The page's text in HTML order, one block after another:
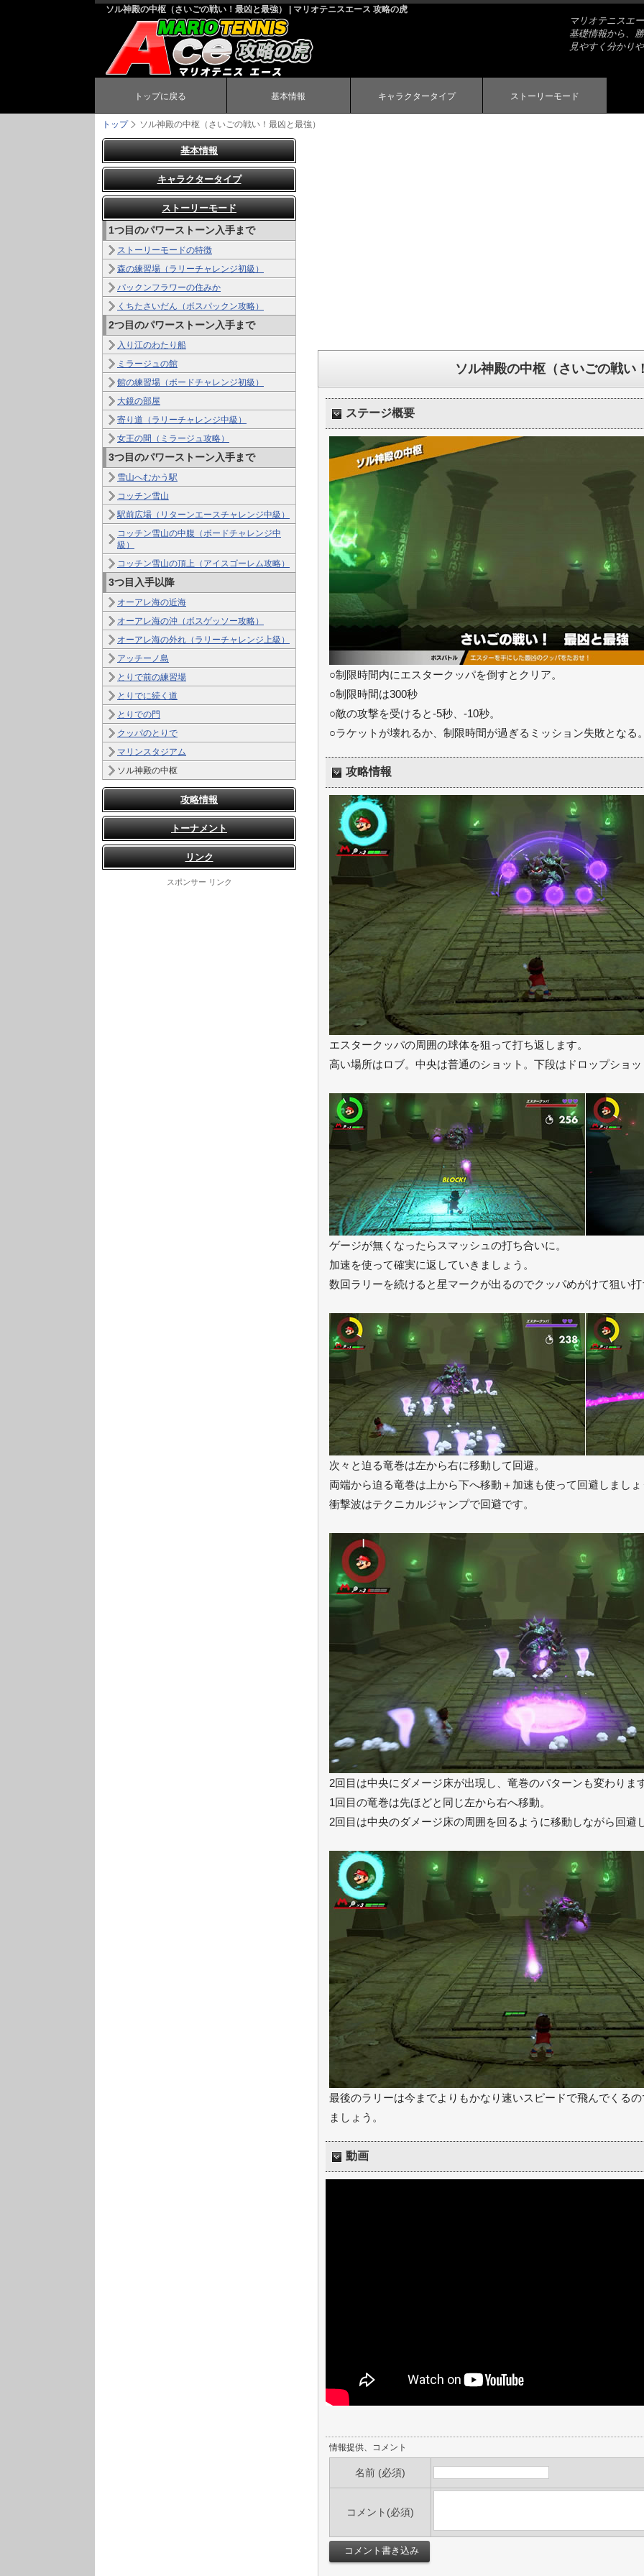
ソル神殿の中枢（さいごの戦い！最凶と最強） | マリオテニスエース 攻略の虎
マリオテニスエ
基礎情報から、
見やすく分かり
トップに戻る 基本情報 キャラクタータイプ ストーリーモード
トップ ソル神殿の中枢（さいごの戦い！最凶と最強）
ソル神殿の中枢（さいごの戦い
ステージ概要
○制限時間内にエスタークッパを倒すとクリア。
○制限時間は300秒
○敵の攻撃を受けると-5秒、-10秒。
○ラケットが壊れるか、制限時間が過ぎるミッション失敗となる
攻略情報
エスタークッパの周囲の球体を狙って打ち返します。
高い場所はロブ。中央は普通のショット。下段はドロップショ
ゲージが無くなったらスマッシュの打ち合いに。
加速を使って確実に返していきましょう。
数回ラリーを続けると星マークが出るのでクッパめがけて狙い
次々と迫る竜巻は左から右に移動して回避。
両端から迫る竜巻は上から下へ移動＋加速も使って回避しまし
衝撃波はテクニカルジャンプで回避です。
2回目は中央にダメージ床が出現し、竜巻のパターンも変わりま
1回目の竜巻は先ほどと同じ左から右へ移動。
2回目は中央のダメージ床の周囲を回るように移動しながら回避
最後のラリーは今までよりもかなり速いスピードで飛んでくる
ましょう。
動画
情報提供、コメント
名前 (必須)
コメント(必須)
基本情報
キャラクタータイプ
ストーリーモード
1つ目のパワーストーン入手まで
ストーリーモードの特徴
森の練習場（ラリーチャレンジ初級）
パックンフラワーの住みか
くちたさいだん（ボスパックン攻略）
2つ目のパワーストーン入手まで
入り江のわたり船
ミラージュの館
館の練習場（ボードチャレンジ初級）
大鏡の部屋
寄り道（ラリーチャレンジ中級）
女王の間（ミラージュ攻略）
3つ目のパワーストーン入手まで
雪山へむかう駅
コッチン雪山
駅前広場（リターンエースチャレンジ中級）
コッチン雪山の中腹（ボードチャレンジ中
級）
コッチン雪山の頂上（アイスゴーレム攻略）
3つ目入手以降
オーアレ海の近海
オーアレ海の沖（ボスゲッソー攻略）
オーアレ海の外れ（ラリーチャレンジ上級）
アッチーノ島
とりで前の練習場
とりでに続く道
とりでの門
クッパのとりで
マリンスタジアム
ソル神殿の中枢
攻略情報
トーナメント
リンク
スポンサー リンク